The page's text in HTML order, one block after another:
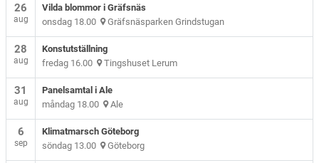
26
aug
Vilda blommor i Gräfsnäs
onsdag 18.00 Gräfsnäsparken Grindstugan
28
aug
Konstutställning
fredag 16.00 Tingshuset Lerum
31
aug
Panelsamtal i Ale
måndag 18.00 Ale
6
sep
Klimatmarsch Göteborg
söndag 13.00 Göteborg